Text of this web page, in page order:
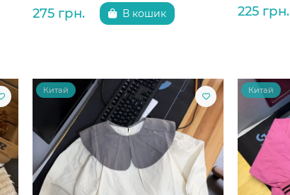
275 грн. В кошик 225 грн.
Китай Китай